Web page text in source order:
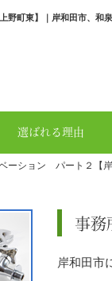
町東】｜岸和田市、和
選ばれる理由
ーション パート２【岸
事務
岸和田市